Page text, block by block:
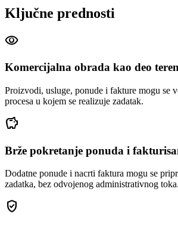
Ključne prednosti
visibility
Komercijalna obrada kao deo
Proizvodi, usluge, ponude i fakture mogu se
procesa u kojem se realizuje zadatak.
savings
Brže pokretanje ponuda i
Dodatne ponude i nacrti faktura mogu se
zadatka, bez odvojenog administrativnog toka.
gpp_good